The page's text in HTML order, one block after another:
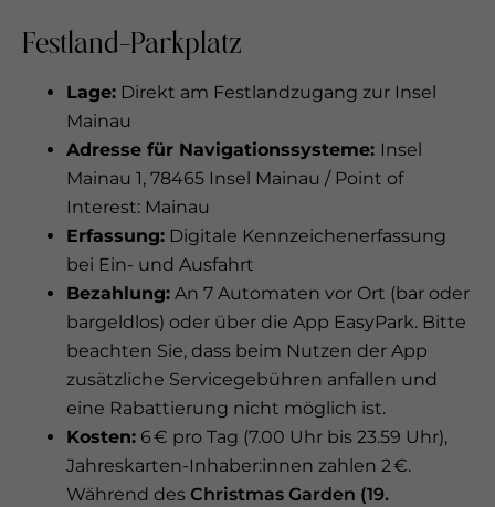
Festland-Parkplatz
Lage: Direkt am Festlandzugang zur Insel
Mainau
Adresse für Navigationssysteme: Insel
Mainau 1, 78465 Insel Mainau / Point of
Interest: Mainau
Erfassung: Digitale Kennzeichenerfassung
bei Ein- und Ausfahrt
Bezahlung: An 7 Automaten vor Ort (bar oder
bargeldlos) oder über die App EasyPark. Bitte
beachten Sie, dass beim Nutzen der App
zusätzliche Servicegebühren anfallen und
eine Rabattierung nicht möglich ist.
Kosten: 6 € pro Tag (7.00 Uhr bis 23.59 Uhr),
Jahreskarten-Inhaber:innen zahlen 2 €.
Während des Christmas Garden (19.